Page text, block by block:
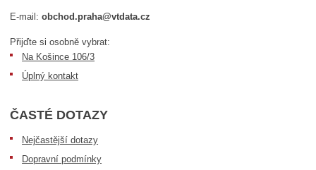
E-mail:obchod.praha@vtdata.cz
Přijďte si osobně vybrat:
Na Košince 106/3
Úplný kontakt
ČASTÉ DOTAZY
Nejčastější dotazy
Dopravní podmínky